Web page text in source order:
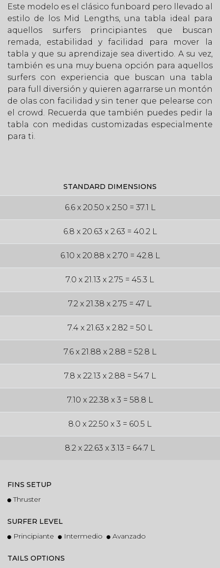
Este modelo es el clásico funboard pero llevado al
estilo de los Mid Lengths, una tabla ideal para
aquellos surfers principiantes que buscan
remada, estabilidad y facilidad para mover la
tabla y que su aprendizaje sea divertido. A su vez,
también es una muy buena opción para aquellos
surfers con experiencia que buscan una tabla
para full diversión y quieren agarrarse un montón
de olas con facilidad y sin tener que pelearse con
el crowd. Recuerda que también puedes pedir la
tabla con medidas customizadas especialmente
para ti.
STANDARD DIMENSIONS
6.6 x 20.50 x 2.50 = 37.1 L
6.8 x 20.63 x 2.63 = 40.2 L
6.10 x 20.88 x 2.70 = 42.8 L
7.0 x 21.13 x 2.75 = 45.3 L
7.2 x 21.38 x 2.75 = 47 L
7.4 x 21.63 x 2.82 = 50 L
7.6 x 21.88 x 2.88 = 52.8 L
7.8 x 22.13 x 2.88 = 54.7 L
7.10 x 22.38 x 3 = 58.8 L
8.0 x 22.50 x 3 = 60.5 L
8.2 x 22.63 x 3.13 = 64.7 L
FINS SETUP
Thruster
SURFER LEVEL
Principiante
Intermedio Avanzado
TAILS OPTIONS